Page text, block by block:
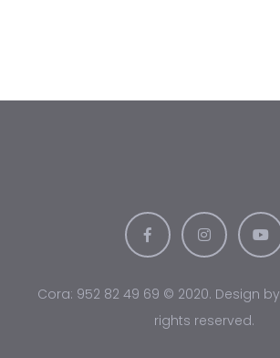
Cora: 952 82 49 69 © 2020. Design by
rights reserved.